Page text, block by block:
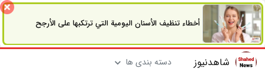
أخطاء تنظيف الأسنان اليومية التي ترتكبها على الأرجح
شاهدنیوز دسته بندی ها